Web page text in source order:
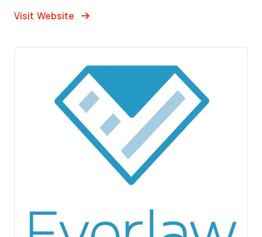
Visit Website Opens New Window